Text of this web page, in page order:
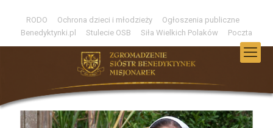
RODO Ochrona dzieci i młodzieży
Ogłoszenia publiczne
Benedyktynki.pl
Stulecie OSB Siła Wielkich Polaków Poczta